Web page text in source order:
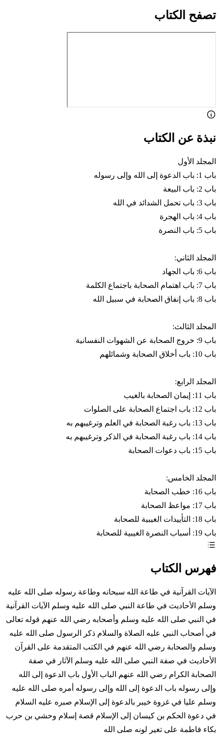
تصفح الكتاب
نبذة عن الكتاب
المجلد الأول
باب 1: باب الدعوة إلى الله وإلى رسوله
باب 2: باب البيعة
باب 3: باب تحمل الشدائد في الله
باب 4: باب الهجرة
باب 5: باب النصرة
المجلد الثاني:
باب 6: باب الجهاد
باب 7: باب اهتمام الصحابة باجتماع الكلمة
باب 8: باب إنفاق الصحابة في سبيل الله
المجلد الثالث:
باب 9: خروج الصحابة عن الشهوات النفسانية
باب 10: باب أخلاق الصحابة وشمائلهم
المجلد الرابع:
باب 11: إيمان الصحابة بالغيب
باب 12: باب اجتماع الصحابة على الصلوات
باب 13: باب رغبة الصحابة في العلم وترغيبهم به
باب 14: باب رغبة الصحابة في الذكر وترغيبهم به
باب 15: باب دعوات الصحابة
المجلد الخامس:
باب 16: خطب الصحابة
باب 17: مواعظ الصحابة
باب 18: التأييدات الغيبية للصحابة
باب 19: أسباب النصرة الغيبية للصحابة
فهرس الكتاب
الآيات القرآنية في طاعة الله سبحانه وطاعة رسوله صلى الله عليه
وسلم الأحاديث في طاعة النبي صلى الله عليه وسلم الآيات القرآنية
في النبي صلى الله عليه وسلم وأصحابه رضي الله عنهم قوله تعالى
في أصحاب النبي عليه الصلاة والسلام ذكر الرسول صلى الله عليه
وسلم والصحابة رضي الله عنهم في الكتب المتقدمة على القرآن
الأحاديث في صفة النبي صلى الله عليه وسلم الآثار في صفة
الصحابة الكرام رضي الله عنهم الباب الأول باب الدعوة إلى الله
وإلى رسوله باب الدعوة إلى الله وإلى رسوله أمره صلى الله عليه
وسلم عليا في غزوة خيبر بالدعوة إلى الإسلام صبره عليه السلام
في دعوة الحكم بن كيسان إلى الإسلام قصة إسلام وحشي بن حرب
بكاء فاطمة على تغير لونه صلى الله